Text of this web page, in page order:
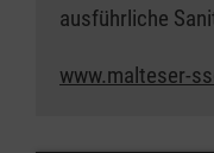
ausführliche
www.malteser-